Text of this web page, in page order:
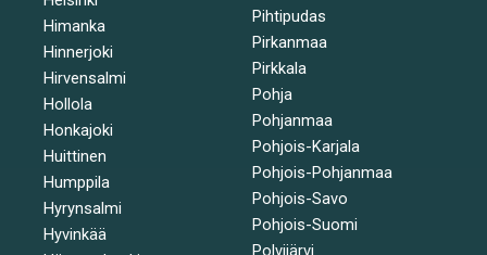
Himanka
Hinnerjoki
Hirvensalmi
Hollola
Honkajoki
Huittinen
Humppila
Hyrynsalmi
Hyvinkää
Pihtipudas
Pirkanmaa
Pirkkala
Pohja
Pohjanmaa
Pohjois-Karjala
Pohjois-Pohjanmaa
Pohjois-Savo
Pohjois-Suomi
Polvijärvi